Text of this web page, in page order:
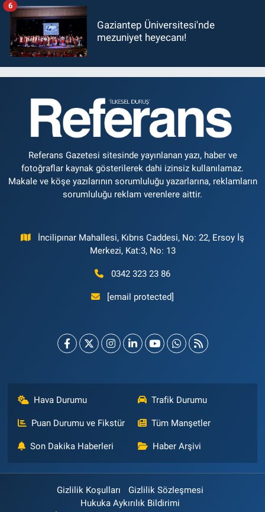
Gaziantep Üniversitesi'nde
mezuniyet heyecanı!
6
Referans Gazetesi sitesinde yayınlanan yazı, haber ve
fotoğraflar kaynak gösterilerek dahi izinsiz kullanılamaz.
Makale ve köşe yazılarının sorumluluğu yazarlarına, reklamların
sorumluluğu reklam verenlere aittir.
İncilipınar Mahallesi, Kıbrıs Caddesi, No: 22, Ersoy İş
Merkezi, Kat:3, No: 13
0342 323 23 86
[email protected]
Hava Durumu Trafik Durumu
Puan Durumu ve Fikstür Tüm Manşetler
Son Dakika Haberleri Haber Arşivi
Gizlilik Koşulları
Gizlilik Sözleşmesi
Hukuka Aykırılık Bildirimi